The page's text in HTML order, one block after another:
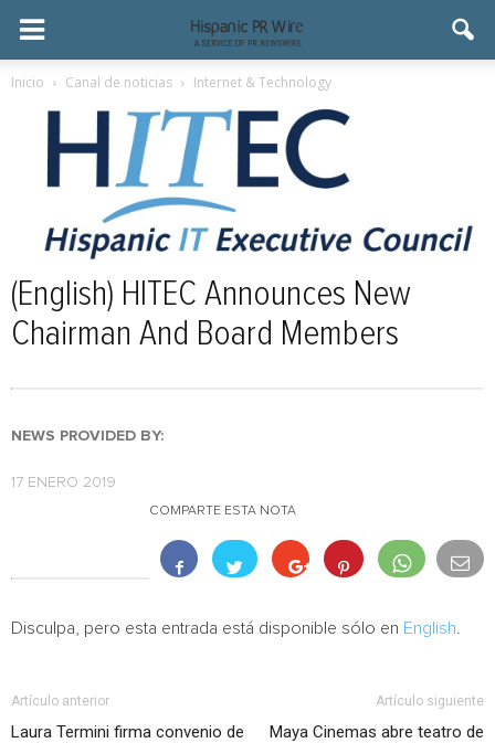
Inicio Canal de noticias Internet & Technology
(English) HITEC Announces New
Chairman And Board Members
NEWS PROVIDED BY:
17 ENERO 2019
COMPARTE ESTA NOTA
Disculpa, pero esta entrada está disponible sólo en English
Artículo anterior
Laura Termini firma convenio de
Artículo siguiente
Maya Cinemas abre teatro de